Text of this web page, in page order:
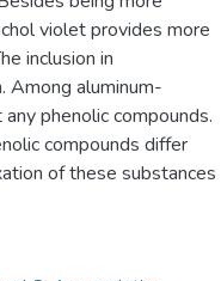
violet provides more
inclusion in
Among aluminum-
phenolic compounds.
compounds differ
of these substances